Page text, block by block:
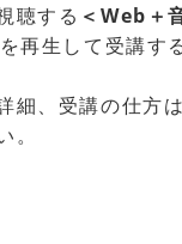
聴する ＜Web＋
再生して受講す
細、受講の仕方
。